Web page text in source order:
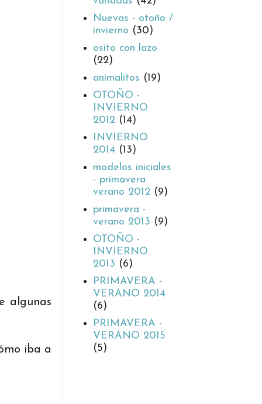
algunas
iba a
Nuevas - otoño /
invierno (30)
osito con lazo
(22)
animalitos (19)
OTOÑO -
INVIERNO
2012 (14)
INVIERNO
2014 (13)
modelos iniciales
- primavera
verano 2012 (9)
primavera -
verano 2013 (9)
OTOÑO -
INVIERNO
2013 (6)
PRIMAVERA -
VERANO 2014
(6)
PRIMAVERA -
VERANO 2015
(5)